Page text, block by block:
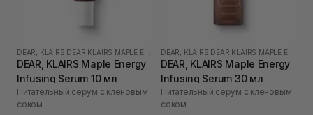
DEAR, KLAIRS
DEAR, KLAIRS Maple Energy
Infusing Serum 10 мл
Питательный серум с кленовым
соком
DEAR, KLAIRS
DEAR, KLAIRS Maple Energy
Infusing Serum 30 мл
Питательный серум с кленовым
соком